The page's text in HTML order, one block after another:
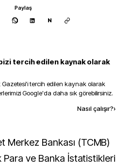
Paylaş
N
tercih edilen kaynak olarak
Gazetesi'i tercih edilen kaynak olarak
Google'da daha sık görebilirsiniz.
Nasıl çalışır?›
Para ve Banka İstatistikleri